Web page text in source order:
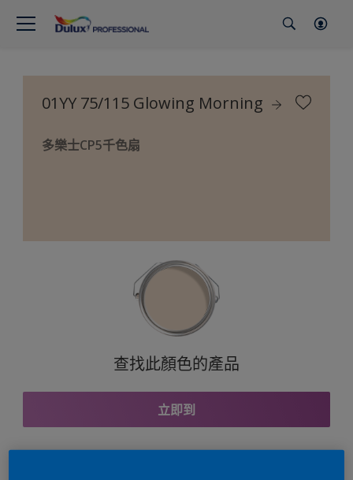
01YY 75/115 Glowing Morning
多樂士CP5千色扇
查找此顏色的產品
立即到